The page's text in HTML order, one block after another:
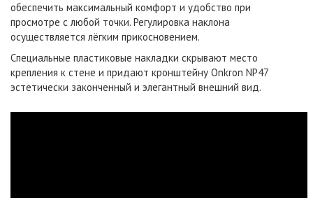
обеспечить максимальный комфорт и удобство при
просмотре с любой точки. Регулировка наклона
осуществляется лёгким прикосновением.
Специальные пластиковые накладки скрывают место
крепления к стене и придают кронштейну Onkron NP47
эстетически законченный и элегантный внешний вид.